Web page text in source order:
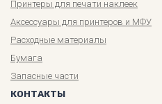
Принтеры для печати наклеек
Аксессуары для принтеров и МФУ
Расходные материалы
Бумага
Запасные части
КОНТАКТЫ